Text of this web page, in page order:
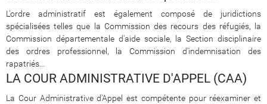
L'ordre administratif est également composé de juridictions
spécialisées telles que la Commission des recours des réfugiés, la
Commission départementale d'aide sociale, la Section disciplinaire
des ordres professionnel, la Commission d'indemnisation des
rapatriés...
LA COUR ADMINISTRATIVE D'APPEL (CAA)
La Cour Administrative d'Appel est compétente pour réexaminer et